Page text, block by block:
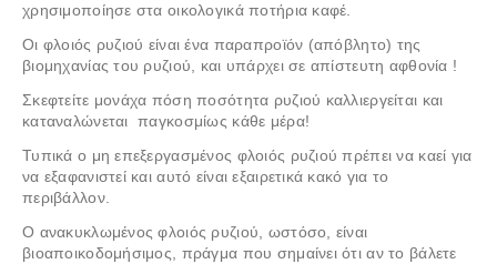
χρησιμοποίησε στα οικολογικά ποτήρια καφέ.
Οι φλοιός ρυζιού είναι ένα παραπροϊόν (απόβλητο) της
βιομηχανίας του ρυζιού, και υπάρχει σε απίστευτη αφθονία !
Σκεφτείτε μονάχα πόση ποσότητα ρυζιού καλλιεργείται και
καταναλώνεται παγκοσμίως κάθε μέρα!
Τυπικά ο μη επεξεργασμένος φλοιός ρυζιού πρέπει να καεί για
να εξαφανιστεί και αυτό είναι εξαιρετικά κακό για το
περιβάλλον.
Ο ανακυκλωμένος φλοιός ρυζιού, ωστόσο, είναι
βιοαποικοδομήσιμος, πράγμα που σημαίνει ότι αν το βάλετε